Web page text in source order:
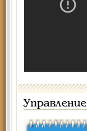
Управление